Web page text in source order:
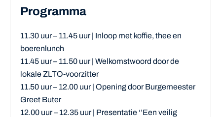
Programma
11.30 uur – 11.45 uur | Inloop met koffie, thee en
boerenlunch
11.45 uur – 11.50 uur | Welkomstwoord door de
lokale ZLTO-voorzitter
11.50 uur – 12.00 uur | Opening door Burgemeester
Greet Buter
12.00 uur – 12.35 uur | Presentatie ‘’Een veilig